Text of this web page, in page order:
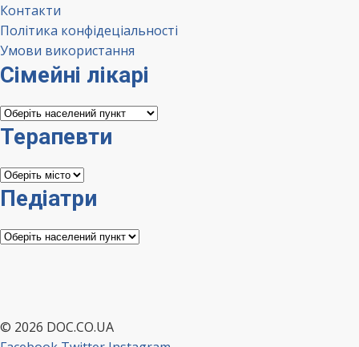
Контакти
Політика конфідеціальності
Умови використання
Сімейні лікарі
Сімейні
лікарі
Терапевти
Терапевти
Педіатри
Педіатри
© 2026 DOC.CO.UA